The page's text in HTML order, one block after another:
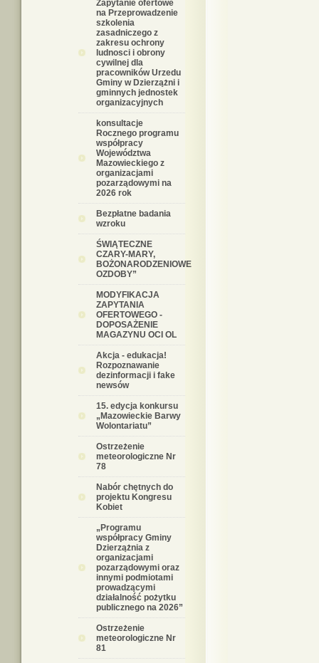
Zapytanie ofertowe
na Przeprowadzenie
szkolenia
zasadniczego z
zakresu ochrony
ludnosci i obrony
cywilnej dla
pracowników Urzedu
Gminy w Dzierzążni i
gminnych jednostek
organizacyjnych
konsultacje
Rocznego programu
współpracy
Województwa
Mazowieckiego z
organizacjami
pozarządowymi na
2026 rok
Bezpłatne badania
wzroku
ŚWIĄTECZNE
CZARY-MARY,
BOŻONARODZENIOWE
OZDOBY”
MODYFIKACJA
ZAPYTANIA
OFERTOWEGO -
DOPOSAŻENIE
MAGAZYNU OCI OL
Akcja - edukacja!
Rozpoznawanie
dezinformacji i fake
newsów
15. edycja konkursu
„Mazowieckie Barwy
Wolontariatu”
Ostrzeżenie
meteorologiczne Nr
78
Nabór chętnych do
projektu Kongresu
Kobiet
„Programu
współpracy Gminy
Dzierzążnia z
organizacjami
pozarządowymi oraz
innymi podmiotami
prowadzącymi
działalność pożytku
publicznego na 2026”
Ostrzeżenie
meteorologiczne Nr
81